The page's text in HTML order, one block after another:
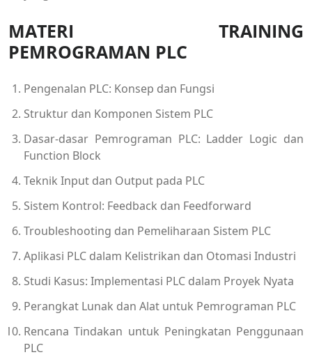
MATERI TRAINING
PEMROGRAMAN PLC
Pengenalan PLC: Konsep dan Fungsi
Struktur dan Komponen Sistem PLC
Dasar-dasar Pemrograman PLC: Ladder Logic dan
Function Block
Teknik Input dan Output pada PLC
Sistem Kontrol: Feedback dan Feedforward
Troubleshooting dan Pemeliharaan Sistem PLC
Aplikasi PLC dalam Kelistrikan dan Otomasi Industri
Studi Kasus: Implementasi PLC dalam Proyek Nyata
Perangkat Lunak dan Alat untuk Pemrograman PLC
Rencana Tindakan untuk Peningkatan Penggunaan
PLC